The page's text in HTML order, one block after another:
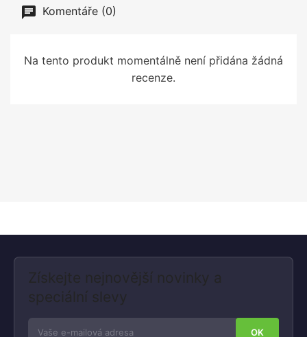
Komentáře (0)
Na tento produkt momentálně není přidána žádná
recenze.
Získejte nejnovější novinky a
speciální slevy